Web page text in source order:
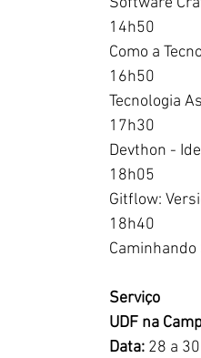
14h50
Como a
16h50
Tecnologia
17h30
Devthon -
18h05
Gitflow:
18h40
Serviço
UDF na
Data: 28 a